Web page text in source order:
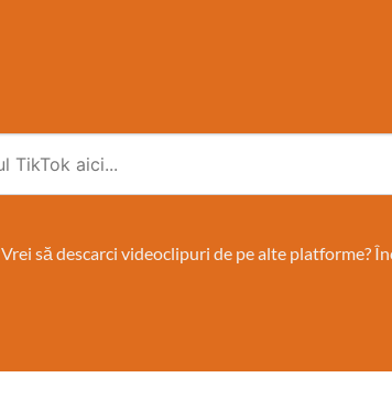
Vrei să descarci videoclipuri de pe alte platforme?